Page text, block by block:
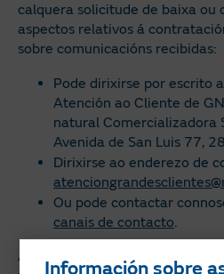
calquera solicitude de baixa ou
aspectos relativos á
sobre comunicacións recibidas:
Pode dirixirse por escrito
Atención ao Cliente de
natural Comercializadora
Avenida de San Luis 77,
Dirixirse ao enderezo de
Ou pode contactar
canais de contacto.
As reclamacións ou
Información sobre